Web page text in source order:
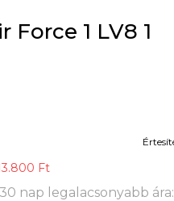
Force 1 LV8 1
Ft
nap legalacsonyabb ára: